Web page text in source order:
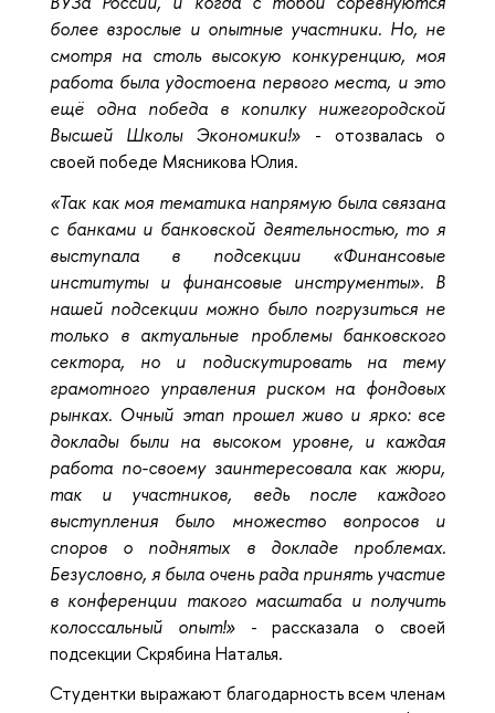
более взрослые и опытные участники. Но, не
смотря на столь высокую конкуренцию, моя
работа была удостоена первого места, и это
ещё одна победа в копилку нижегородской
Высшей Школы Экономики!» - отозвалась о
своей победе Мясникова Юлия.
«Так как моя тематика напрямую была связана
с банками и банковской деятельностью, то я
выступала в подсекции «Финансовые
институты и финансовые инструменты». В
нашей подсекции можно было погрузиться не
только в актуальные проблемы банковского
сектора, но и подискутировать на тему
грамотного управления риском на фондовых
рынках. Очный этап прошел живо и ярко: все
доклады были на высоком уровне, и каждая
работа по-своему заинтересовала как жюри,
так и участников, ведь после каждого
выступления было множество вопросов и
споров о поднятых в докладе проблемах.
Безусловно, я была очень рада принять участие
в конференции такого масштаба и получить
колоссальный опыт!»- рассказала о своей
подсекции Скрябина Наталья.
Студентки выражают благодарность всем членам